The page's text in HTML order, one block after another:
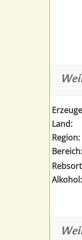
Land:
Region:
Bereich:
Alkohol: